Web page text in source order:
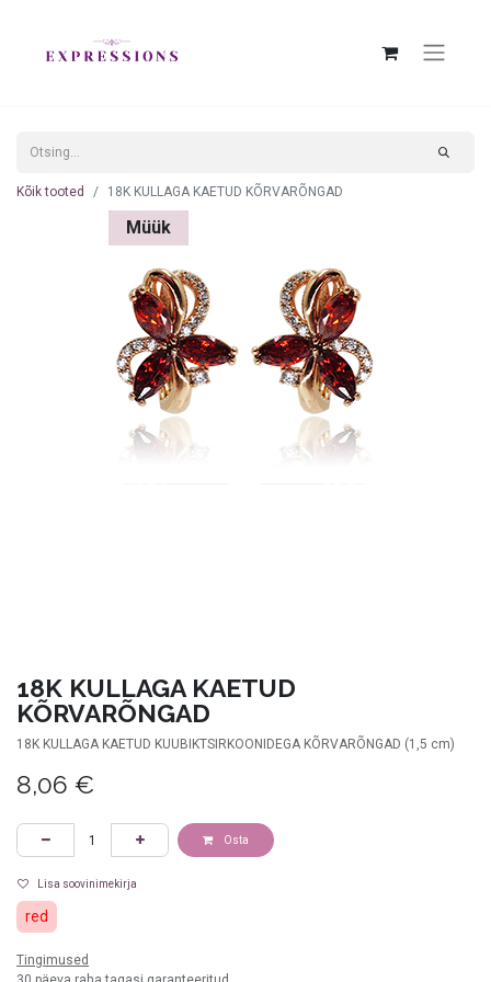
Kõik tooted 18K KULLAGA KAETUD KÕRVARÕNGAD
Müük
18K KULLAGA KAETUD
KÕRVARÕNGAD
18K KULLAGA KAETUD KUUBIKTSIRKOONIDEGA KÕRVARÕNGAD (1,5 cm)
8,06 €
Osta
Lisa soovinimekirja
red
Tingimused